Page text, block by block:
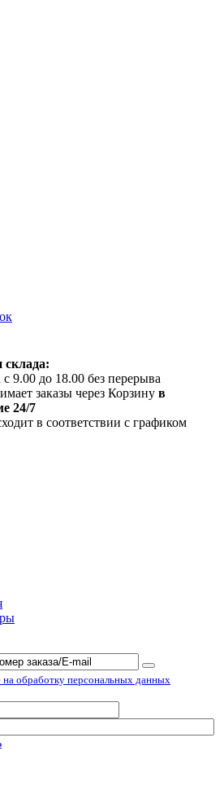
9.00 до 18.00 без перерыва
заказы через Корзину в
24/7
в соответствии с графиком
на обработку персональных данных